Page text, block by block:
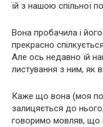
їй з нашою спільної
Вона пробачила і
прекрасно
Але ось недавно їй
листування з ним, як
Каже що вона (моя
залицяється до
говоримо мовляв, що